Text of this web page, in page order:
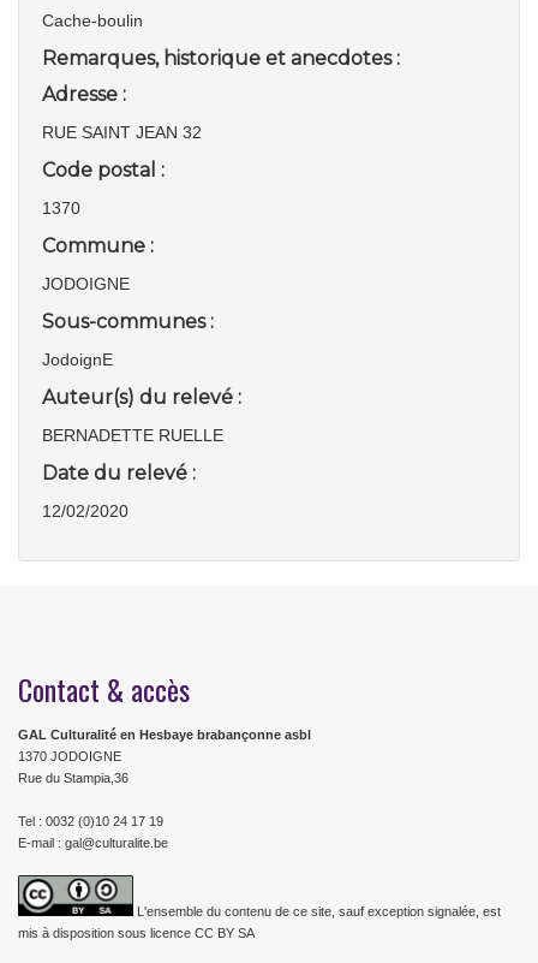
Cache-boulin
Remarques, historique et anecdotes :
Adresse :
RUE SAINT JEAN 32
Code postal :
1370
Commune :
JODOIGNE
Sous-communes :
JodoignE
Auteur(s) du relevé :
BERNADETTE RUELLE
Date du relevé :
12/02/2020
Contact & accès
GAL Culturalité en Hesbaye brabançonne asbl
1370 JODOIGNE
Rue du Stampia,36
Tel : 0032 (0)10 24 17 19
E-mail : gal@culturalite.be
L'ensemble du contenu de ce site, sauf exception signalée, est
mis à disposition sous licence CC BY SA